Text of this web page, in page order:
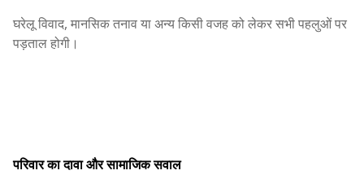
घरेलू विवाद, मानसिक तनाव या अन्य किसी वजह को लेकर सभी पहलुओं पर
पड़ताल होगी।
परिवार का दावा और सामाजिक सवाल